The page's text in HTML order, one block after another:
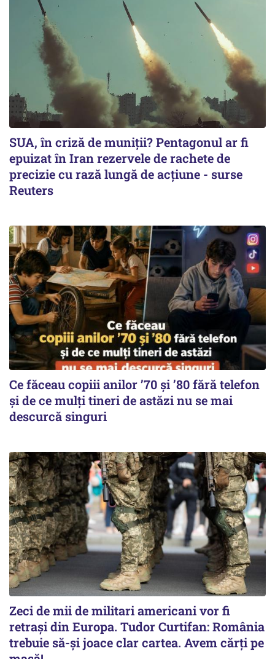
SUA, în criză de muniții? Pentagonul ar fi
epuizat în Iran rezervele de rachete de
precizie cu rază lungă de acţiune - surse
Reuters
Ce făceau copiii anilor ’70 și ’80 fără telefon
și de ce mulți tineri de astăzi nu se mai
descurcă singuri
Zeci de mii de militari americani vor fi
retrași din Europa. Tudor Curtifan: România
trebuie să-și joace clar cartea. Avem cărți pe